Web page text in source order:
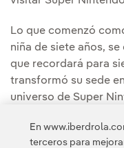
Lo que comenzó
niña de siete años,
que recordará para
transformó su sede
universo de Super
esperanza a su
En
terceros para